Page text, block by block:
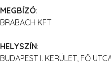
MEGBÍZÓ:
BRABACH KFT
HELYSZÍN:
BUDAPEST I. KERÜLET, FŐ